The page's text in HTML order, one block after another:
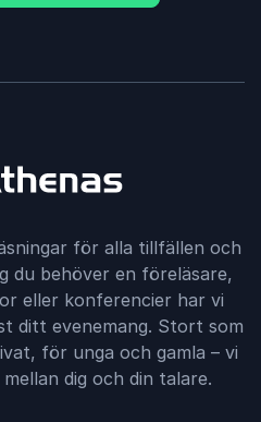
för alla tillfällen och
du behöver en föreläsare,
eller konferencier har vi
ditt evenemang. Stort som
för unga och gamla – vi
dig och din talare.